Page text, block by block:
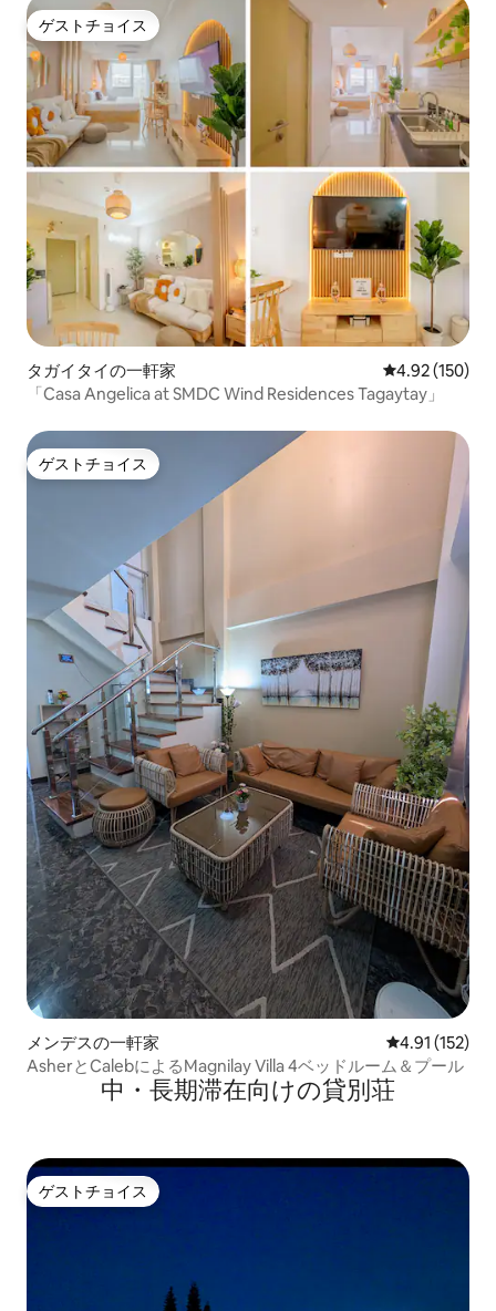
ゲストチョイス
ゲストチョイス
タガイタイの一軒家 レビュー150
4.92 (150)
「Casa Angelica at SMDC Wind Residences Tagaytay」
ゲストチョイス
ゲストチョイス
メンデスの一軒家 レビュー152
4.91 (152)
AsherとCalebによるMagnilay Villa 4ベッドルーム＆プール
中・長期滞在向けの貸別荘
ゲストチョイス
ゲストチョイス